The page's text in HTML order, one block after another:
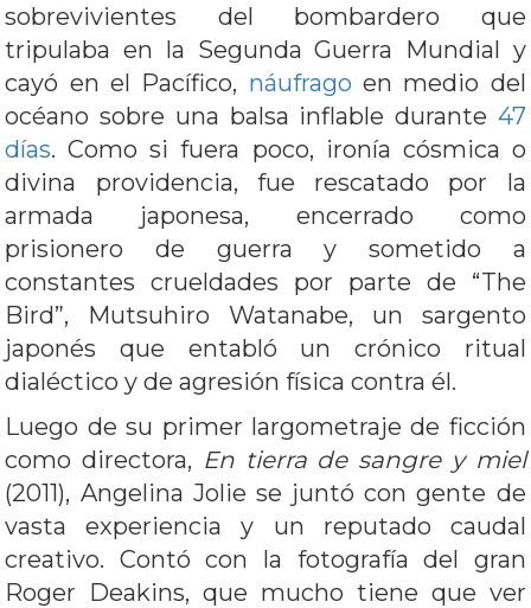
sobrevivientes del bombardero que
tripulaba en la Segunda Guerra Mundial y
cayó en el Pacífico, náufrago en medio del
océano sobre una balsa inflable durante 47
días. Como si fuera poco, ironía cósmica o
divina providencia, fue rescatado por la
armada japonesa, encerrado como
prisionero de guerra y sometido a
constantes crueldades por parte de “The
Bird”, Mutsuhiro Watanabe, un sargento
japonés que entabló un crónico ritual
dialéctico y de agresión física contra él.
Luego de su primer largometraje de ficción
como directora, En tierra de sangre y miel
(2011), Angelina Jolie se juntó con gente de
vasta experiencia y un reputado caudal
creativo. Contó con la fotografía del gran
Roger Deakins, que mucho tiene que ver